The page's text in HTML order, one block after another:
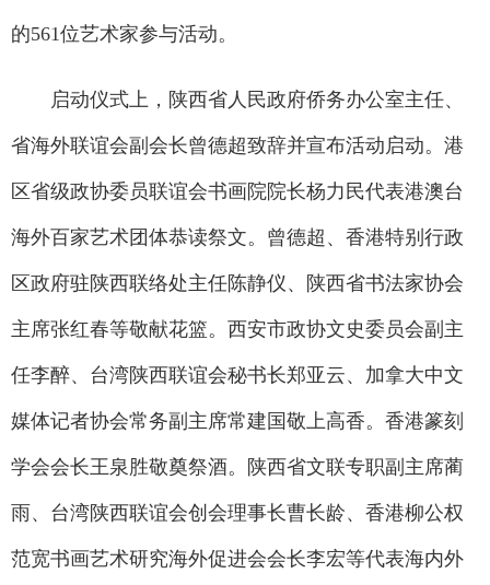
的561位艺术家参与活动。
启动仪式上，陕西省人民政府侨务办公室主任、
省海外联谊会副会长曾德超致辞并宣布活动启动。港
区省级政协委员联谊会书画院院长杨力民代表港澳台
海外百家艺术团体恭读祭文。曾德超、香港特别行政
区政府驻陕西联络处主任陈静仪、陕西省书法家协会
主席张红春等敬献花篮。西安市政协文史委员会副主
任李醉、台湾陕西联谊会秘书长郑亚云、加拿大中文
媒体记者协会常务副主席常建国敬上高香。香港篆刻
学会会长王泉胜敬奠祭酒。陕西省文联专职副主席蔺
雨、台湾陕西联谊会创会理事长曹长龄、香港柳公权
范宽书画艺术研究海外促进会会长李宏等代表海内外